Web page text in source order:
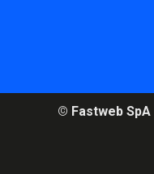
© Fastweb SpA